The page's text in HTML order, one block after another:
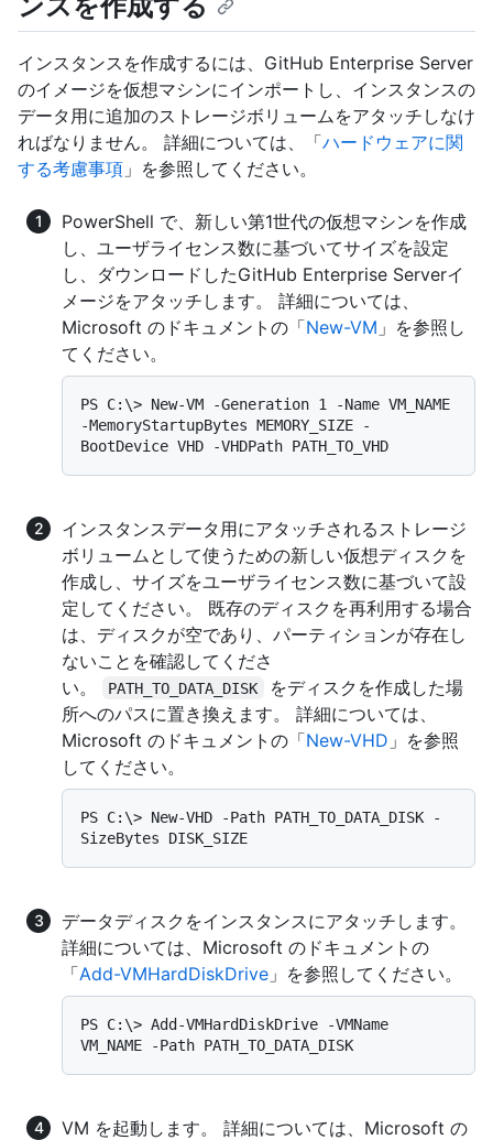
インスタンスを作成するには、GitHub Enterprise Server
のイメージを仮想マシンにインポートし、インスタンスの
データ用に追加のストレージボリュームをアタッチしなけ
ればなりません。 詳細については、「ハードウェアに関
する考慮事項 」を参照してください。
PowerShell で、新しい第1世代の仮想マシンを作成
し、ユーザライセンス数に基づいてサイズを設定
し、ダウンロードしたGitHub Enterprise Serverイ
メージをアタッチします。 詳細については、
Microsoft のドキュメントの「New-VM 」を参照し
てください。
PS C:\> New-VM -Generation 1 -Name VM_NAME
-MemoryStartupBytes MEMORY_SIZE -
インスタンスデータ用にアタッチされるストレージ
ボリュームとして使うための新しい仮想ディスクを
作成し、サイズをユーザライセンス数に基づいて設
定してください。 既存のディスクを再利用する場合
は、ディスクが空であり、パーティションが存在し
ないことを確認してくださ
い。
PATH_TO_DATA_DISK
をディスクを作成した場
所へのパスに置き換えます。 詳細については、
Microsoft のドキュメントの「New-VHD 」を参照
してください。
PS C:\> New-VHD -Path PATH_TO_DATA_DISK -
データディスクをインスタンスにアタッチします。
詳細については、Microsoft のドキュメントの
「Add-VMHardDiskDrive 」を参照してください。
PS C:\> Add-VMHardDiskDrive -VMName
VM を起動します。 詳細については、Microsoft の